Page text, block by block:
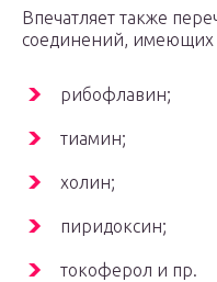
Впечатляет также
соединений, имеющих
рибофлавин;
тиамин;
холин;
пиридоксин;
токоферол и пр.